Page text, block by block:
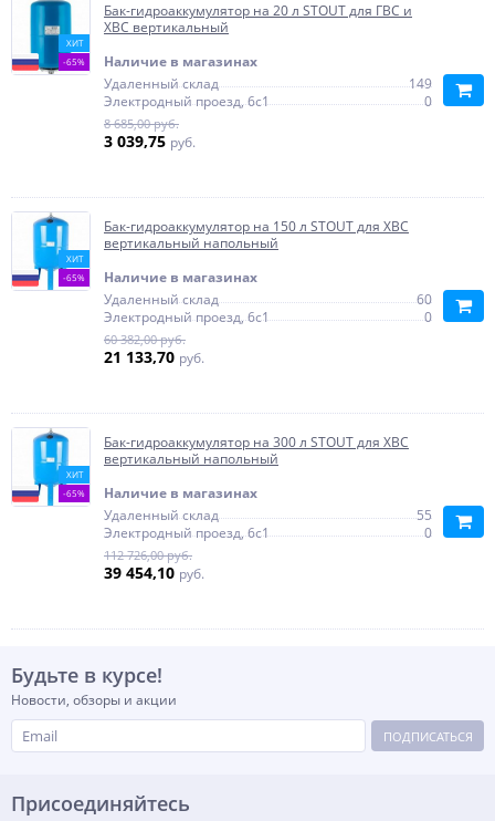
ХИТ
-65%
Бак-гидроаккумулятор на 20 л STOUT для ГВС и
ХВС вертикальный
Наличие в магазинах
Удаленный склад
149
Электродный проезд, 6с1
0
8 685,00 руб.
3 039,75 руб.
ХИТ
-65%
Бак-гидроаккумулятор на 150 л STOUT для ХВС
вертикальный напольный
Наличие в магазинах
Удаленный склад
60
Электродный проезд, 6с1
0
60 382,00 руб.
21 133,70 руб.
ХИТ
-65%
Бак-гидроаккумулятор на 300 л STOUT для ХВС
вертикальный напольный
Наличие в магазинах
Удаленный склад
55
Электродный проезд, 6с1
0
112 726,00 руб.
39 454,10 руб.
Будьте в курсе!
Новости, обзоры и акции
ПОДПИСАТЬСЯ
Присоединяйтесь